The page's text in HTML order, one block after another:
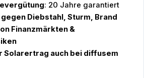
: 20 Jahre garantiert
Diebstahl, Sturm, Brand
Finanzmärkten &
Solarertrag auch bei diffusem